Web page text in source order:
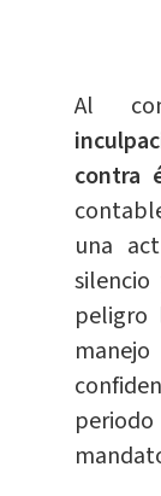
Al
contra
una
peligro